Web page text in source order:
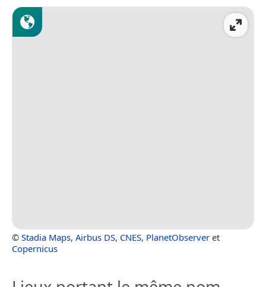
© Stadia Maps, Airbus DS, CNES, PlanetObserver et
Copernicus